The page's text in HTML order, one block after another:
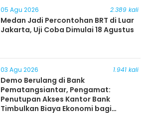
05 Agu 2026 2.389 kali
Medan Jadi Percontohan BRT di Luar
Jakarta, Uji Coba Dimulai 18 Agustus
03 Agu 2026 1.941 kali
Demo Berulang di Bank
Pematangsiantar, Pengamat:
Penutupan Akses Kantor Bank
Timbulkan Biaya Ekonomi bagi